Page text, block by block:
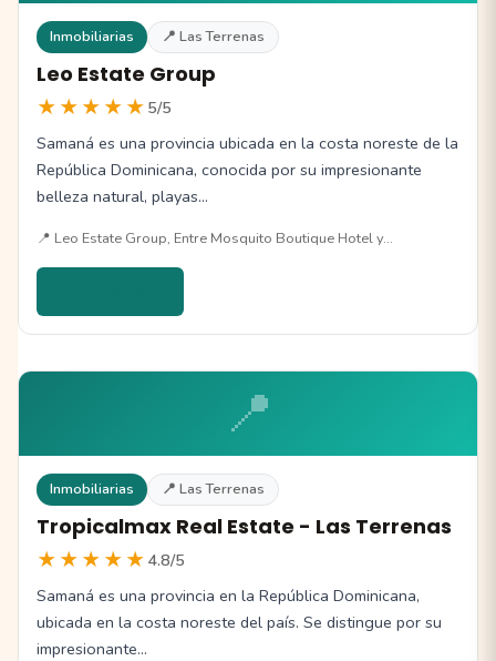
Inmobiliarias 📍 Las Terrenas
Leo Estate Group
★★★★★ 5/5
Samaná es una provincia ubicada en la costa noreste de la
República Dominicana, conocida por su impresionante
belleza natural, playas…
📍 Leo Estate Group, Entre Mosquito Boutique Hotel y…
📍
Inmobiliarias 📍 Las Terrenas
Tropicalmax Real Estate - Las Terrenas
★★★★★ 4.8/5
Samaná es una provincia en la República Dominicana,
ubicada en la costa noreste del país. Se distingue por su
impresionante…